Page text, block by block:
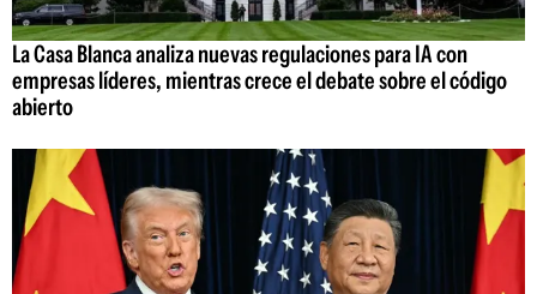
La Casa Blanca analiza nuevas regulaciones para IA con
empresas líderes, mientras crece el debate sobre el código
abierto